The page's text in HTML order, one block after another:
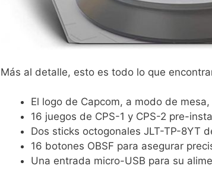
Más al detalle, esto es todo lo que
El logo de Capcom, a modo de
16 juegos de CPS-1 y CPS-2 pre-
Dos sticks octogonales JLT-TP-8YT
16 botones OBSF para asegurar
Una entrada micro-USB para su